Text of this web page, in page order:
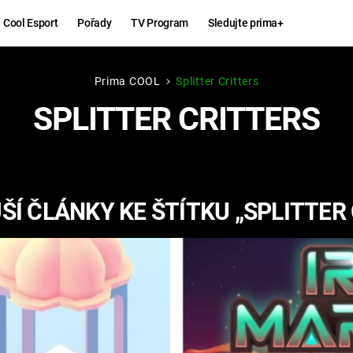
Cool Esport Pořady TV Program Sledujte prima+
Hry
KINGDOM
COME:
DELIVERANCE
ESPORT
Zábava
CHUCK
NORRIS
Prima COOL Splitter Critters
SPLITTER CRITTERS
ČLÁNKY KE ŠTÍTKU „SPLITTER